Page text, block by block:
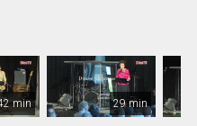
min 29 min